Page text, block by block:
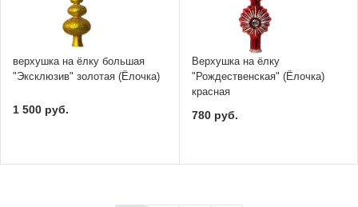
верхушка на ёлку большая
"Эксклюзив" золотая (Ёлочка)
1 500 руб.
Верхушка на ёлку
"Рождественская" (Ёлочка)
красная
780 руб.